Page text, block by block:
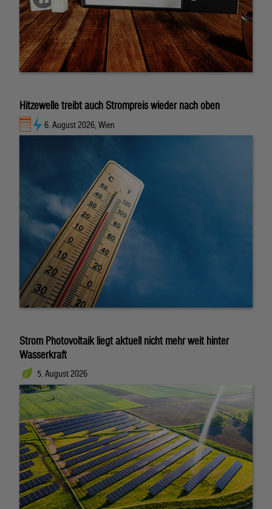
Hitzewelle treibt auch Strompreis wieder nach oben
6. August 2026, Wien
Strom Photovoltaik liegt aktuell nicht mehr weit hinter
Wasserkraft
5. August 2026